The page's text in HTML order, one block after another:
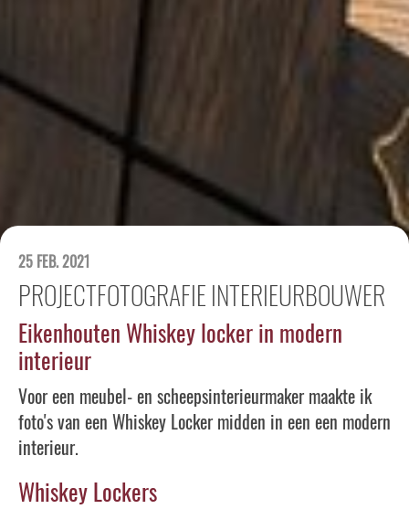
25 FEB. 2021
PROJECTFOTOGRAFIE INTERIEURBOUWER
Eikenhouten Whiskey locker in modern
interieur
Voor een meubel- en scheepsinterieurmaker maakte ik
foto's van een Whiskey Locker midden in een een modern
interieur.
Whiskey Lockers